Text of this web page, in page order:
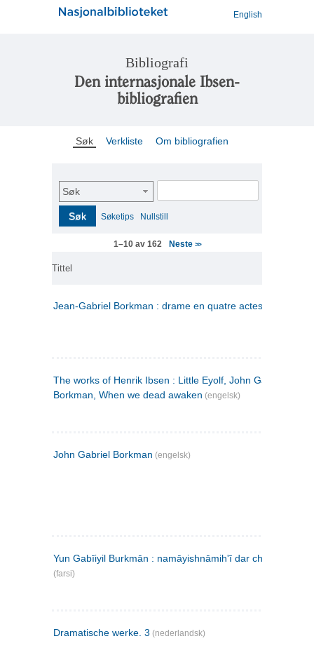
English
Bibliografi
Den internasjonale Ibsen-
bibliografien
Søk Verkliste Om bibliografien
Søk
Søk Søketips Nullstill
1–10 av 162 Neste >>
Tittel
Jean-Gabriel Borkman : drame en quatre actes
The works of Henrik Ibsen : Little Eyolf, John Gabriel
Borkman, When we dead awaken (engelsk)
John Gabriel Borkman (engelsk)
Yun Gabīiyil Burkmān : namāyishnāmihʹī dar chahār pardih
(farsi)
Dramatische werke. 3 (nederlandsk)